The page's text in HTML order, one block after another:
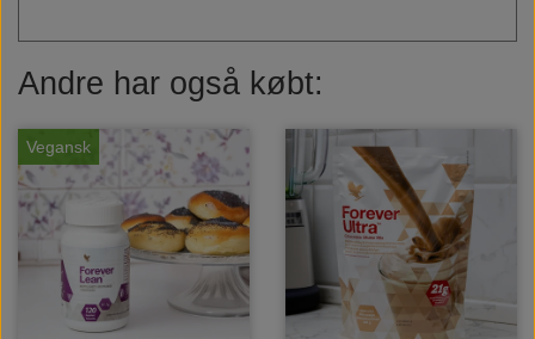
Andre har også købt:
Vegansk